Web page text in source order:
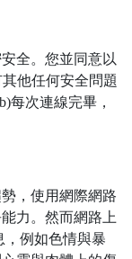
全。您並同意以
他任何安全問題
每次連線完畢，
，使用網際網路
力。然而網路上
，例如色情與暴